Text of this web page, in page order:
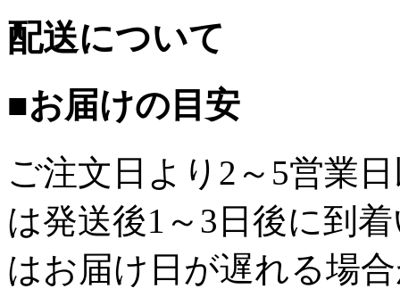
配送について
■お届けの目安
ご注文日より2～5営業
は発送後1～3日後に到
はお届け日が遅れる場